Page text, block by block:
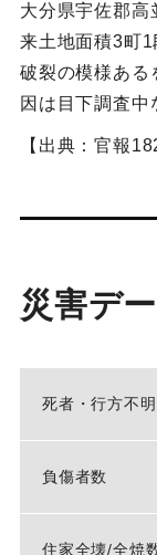
大分県宇佐郡高
来土地面積3町1
破裂の模様ある
因は目下調査中
【出典：官報
災害デ
死者・行方不
負傷者数
住家全壊/全焼